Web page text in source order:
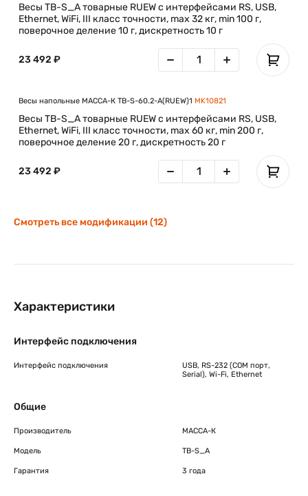
Весы TB-S_A товарные RUEW с интерфейсами RS, USB,
Ethernet, WiFi, III класс точности, max 32 кг, min 100 г,
поверочное деление 10 г, дискретность 10 г
23 492 ₽
Весы напольные МАССА-К TB-S-60.2-A(RUEW)1 MK10821
Весы TB-S_A товарные RUEW с интерфейсами RS, USB,
Ethernet, WiFi, III класс точности, max 60 кг, min 200 г,
поверочное деление 20 г, дискретность 20 г
23 492 ₽
Смотреть все модификации (12)
Характеристики
Интерфейс подключения
Интерфейс подключения
USB, RS-232 (COM порт,
Serial), Wi-Fi, Ethernet
Общие
Производитель МАССА-К
Модель TB-S_A
Гарантия 3 года